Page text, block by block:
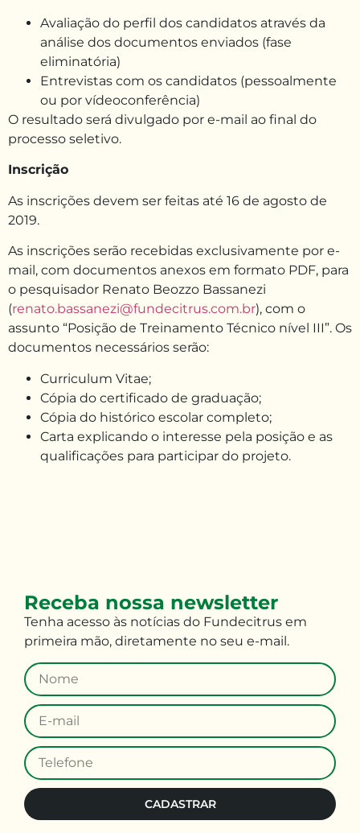
Avaliação do perfil dos candidatos através da
análise dos documentos enviados (fase
eliminatória)
Entrevistas com os candidatos (pessoalmente
ou por vídeoconferência)
O resultado será divulgado por e-mail ao final do
processo seletivo.
Inscrição
As inscrições devem ser feitas até 16 de agosto de
2019.
As inscrições serão recebidas exclusivamente por e-
mail, com documentos anexos em formato PDF, para
o pesquisador Renato Beozzo Bassanezi
(renato.bassanezi@fundecitrus.com.br), com o
assunto “Posição de Treinamento Técnico nível III”. Os
documentos necessários serão:
Curriculum Vitae;
Cópia do certificado de graduação;
Cópia do histórico escolar completo;
Carta explicando o interesse pela posição e as
qualificações para participar do projeto.
Receba nossa newsletter
Tenha acesso às notícias do Fundecitrus em
primeira mão, diretamente no seu e-mail.
CADASTRAR